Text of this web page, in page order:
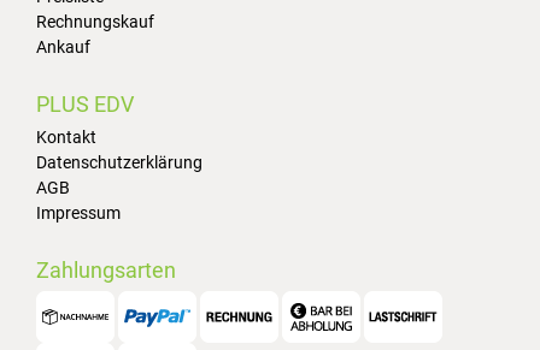
Rechnungskauf
Ankauf
PLUS EDV
Kontakt
Datenschutzerklärung
AGB
Impressum
Zahlungsarten